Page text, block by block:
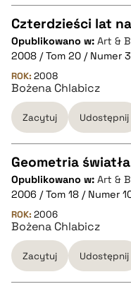
pobierz cytat
CZYSTY TEKST
pobierz cytat
BIBTEX
pobierz cytat
Czterdzieści lat
Opublikowano w: Art &
2008 / Tom 20 / Numer
ROK: 2008
Bożena Chlabicz
Zacytuj Udostępnij
CZYSTY TEKST
pobierz cytat
BIBTEX
Geometria światła
Opublikowano w: Art &
2006 / Tom 18 / Numer
ROK: 2006
Bożena Chlabicz
Zacytuj Udostępnij